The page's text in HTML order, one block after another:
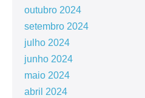
outubro 2024
setembro 2024
julho 2024
junho 2024
maio 2024
abril 2024